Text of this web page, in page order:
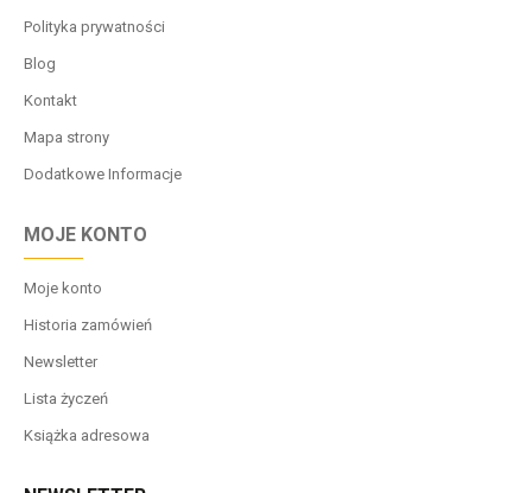
Polityka prywatności
Blog
Kontakt
Mapa strony
Dodatkowe Informacje
MOJE KONTO
Moje konto
Historia zamówień
Newsletter
Lista życzeń
Książka adresowa